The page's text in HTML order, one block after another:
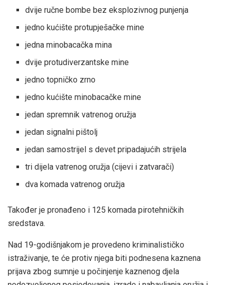
dvije ručne bombe bez eksplozivnog punjenja
jedno kućište protupješačke mine
jedna minobacačka mina
dvije protudiverzantske mine
jedno topničko zrno
jedno kućište minobacačke mine
jedan spremnik vatrenog oružja
jedan signalni pištolj
jedan samostrijel s devet pripadajućih strijela
tri dijela vatrenog oružja (cijevi i zatvarači)
dva komada vatrenog oružja
Također je pronađeno i 125 komada pirotehničkih
sredstava.
Nad 19-godišnjakom je provedeno kriminalističko
istraživanje, te će protiv njega biti podnesena kaznena
prijava zbog sumnje u počinjenje kaznenog djela